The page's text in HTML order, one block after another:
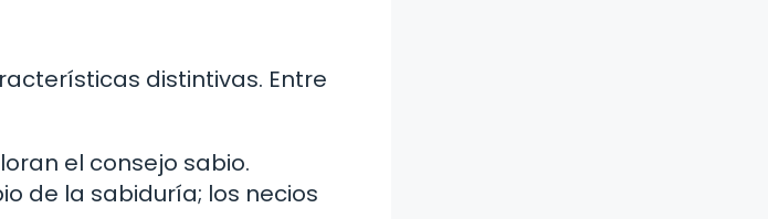
distintivas. Entre
el consejo sabio.
de la sabiduría; los necios